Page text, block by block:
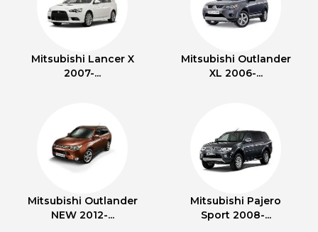
Mitsubishi Lancer X
2007-...
Mitsubishi Outlander
XL 2006-...
Mitsubishi Outlander
NEW 2012-...
Mitsubishi Pajero
Sport 2008-...